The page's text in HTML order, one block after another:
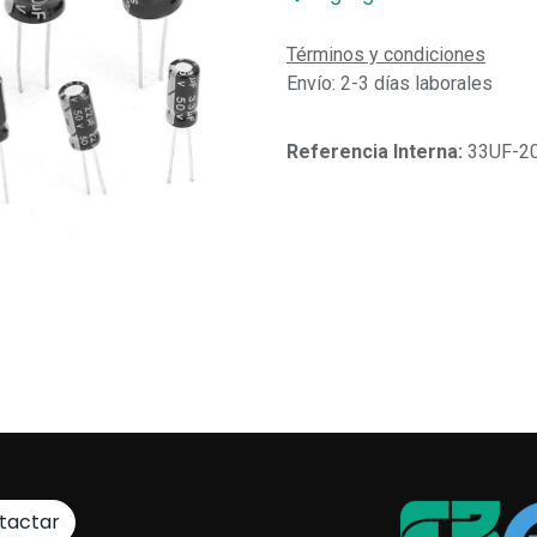
Términos y condiciones
Envío: 2-3 días laborales
Referencia Interna: 33UF-